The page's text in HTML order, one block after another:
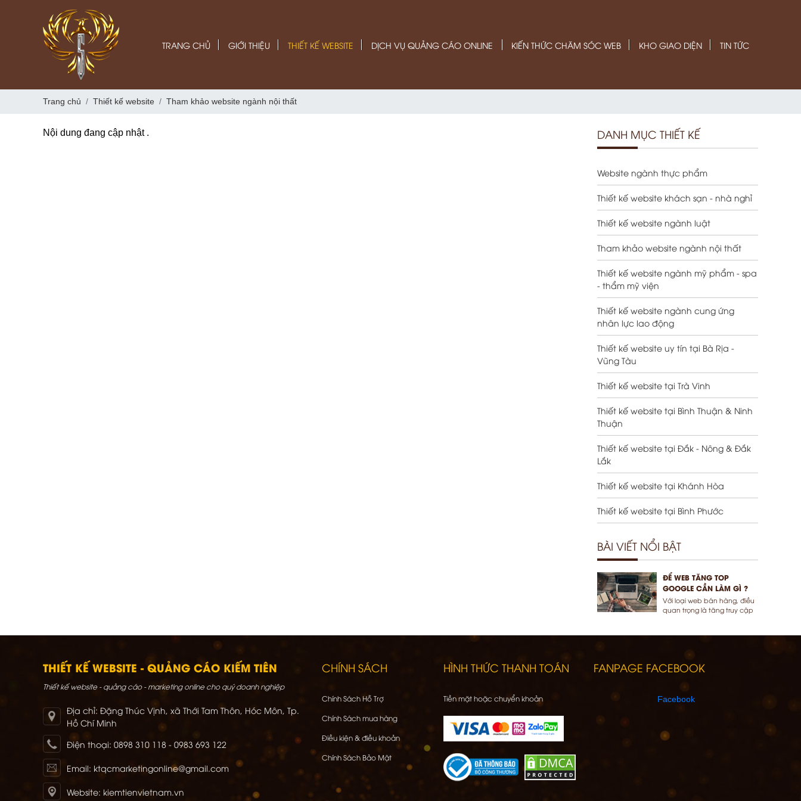
TRANG CHỦ GIỚI THIỆU THIẾT KẾ WEBSITE DỊCH VỤ QUẢNG CÁO ONLINE KIẾN THỨC CHĂM SÓC WEB KHO GIAO DIỆN TIN TỨC
Trang chủ Thiết kế website Tham khảo website ngành nội thất
Nội dung đang cập nhật . DANH MỤC THIẾT KẾ
Website ngành thực phẩm
Thiết kế website khách sạn - nhà nghỉ
Thiết kế website ngành luật
Tham khảo website ngành nội thất
Thiết kế website ngành mỹ phẩm - spa
- thẩm mỹ viện
Thiết kế website ngành cung ứng
nhân lực lao động
Thiết kế website uy tín tại Bà Rịa -
Vũng Tàu
Thiết kế website tại Trà Vinh
Thiết kế website tại Bình Thuận & Ninh
Thuận
Thiết kế website tại Đắk - Nông & Đắk
Lắk
Thiết kế website tại Khánh Hòa
Thiết kế website tại Bình Phước
BÀI VIẾT NỔI BẬT
ĐỂ WEB TĂNG TOP
GOOGLE CẦN LÀM GÌ ?
Với loại web bán hàng, điều
quan trọng là tăng truy cập
THIẾT KẾ WEBSITE - QUẢNG CÁO KIẾM TIÊN
Thiết kế website - quảng cáo - marketing online cho quý doanh nghiệp
Địa chỉ: Đặng Thúc Vịnh, xã Thới Tam Thôn, Hóc Môn, Tp.
Hồ Chí Minh
Điện thoại: 0898 310 118 - 0983 693 122
Email: ktqcmarketingonline@gmail.com
Website: kiemtienvietnam.vn
CHÍNH SÁCH
Chính Sách Hỗ Trợ
Chính Sách mua hàng
Điều kiện & điều khoản
Chính Sách Bảo Mật
HÌNH THỨC THANH TOÁN
Tiền mặt hoặc chuyển khoản
FANPAGE FACEBOOK
Facebook